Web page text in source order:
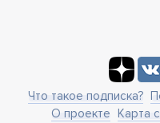
Что такое подписка?
О проекте
Карта